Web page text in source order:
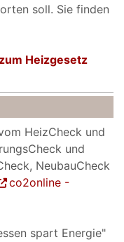
soll. Sie finden
Heizgesetz
HeizCheck und
und
NeubauCheck
co2online -
spart Energie"